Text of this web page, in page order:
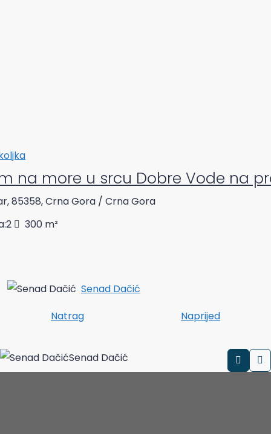
na more u srcu Dobre Vode na
85358, Crna Gora / Crna Gora
2 300 m²
Senad Dačić
Natrag
Naprijed
Senad Dačić